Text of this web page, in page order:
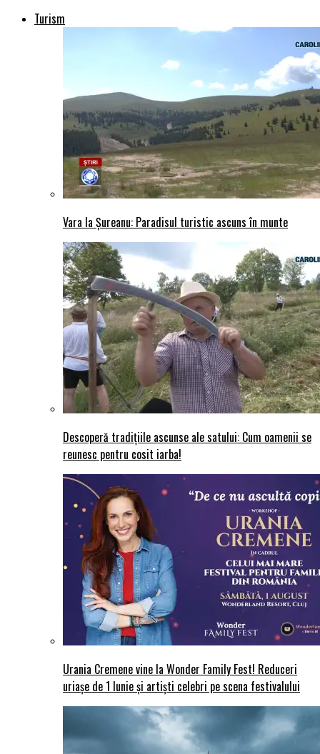
Turism
Vara la Șureanu: Paradisul turistic ascuns în munte
Descoperă tradițiile ascunse ale satului: Cum oamenii se
reunesc pentru cosit iarba!
Urania Cremene vine la Wonder Family Fest! Reduceri
uriașe de 1 Iunie și artiști celebri pe scena festivalului